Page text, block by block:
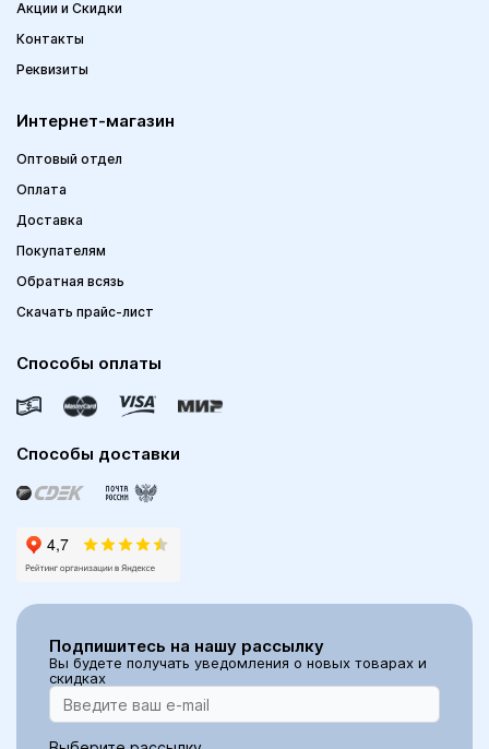
Акции и Скидки
Контакты
Реквизиты
Интернет-магазин
Оптовый отдел
Оплата
Доставка
Покупателям
Обратная всязь
Скачать прайс-лист
Способы оплаты
Способы доставки
Подпишитесь на нашу рассылку
Вы будете получать уведомления о новых товарах и
скидках